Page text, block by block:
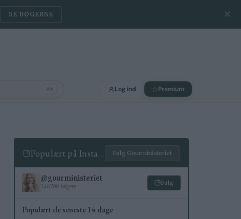
⌘K Log ind Premium
SE BØGERNE ✕
Populært på Instagram Følg Gourministeriet
@gourministeriet
346.700 følgere
Følg
Populært de seneste 14 dage